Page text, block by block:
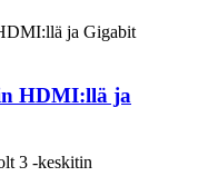
HDMI:llä ja